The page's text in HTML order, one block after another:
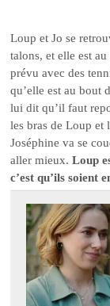
Loup et Jo se
talons, et elle est
prévu avec des
qu’elle est au bout
lui dit qu’il faut
les bras de Loup et
Joséphine va se
aller mieux.Loup
c’est qu’ils soient